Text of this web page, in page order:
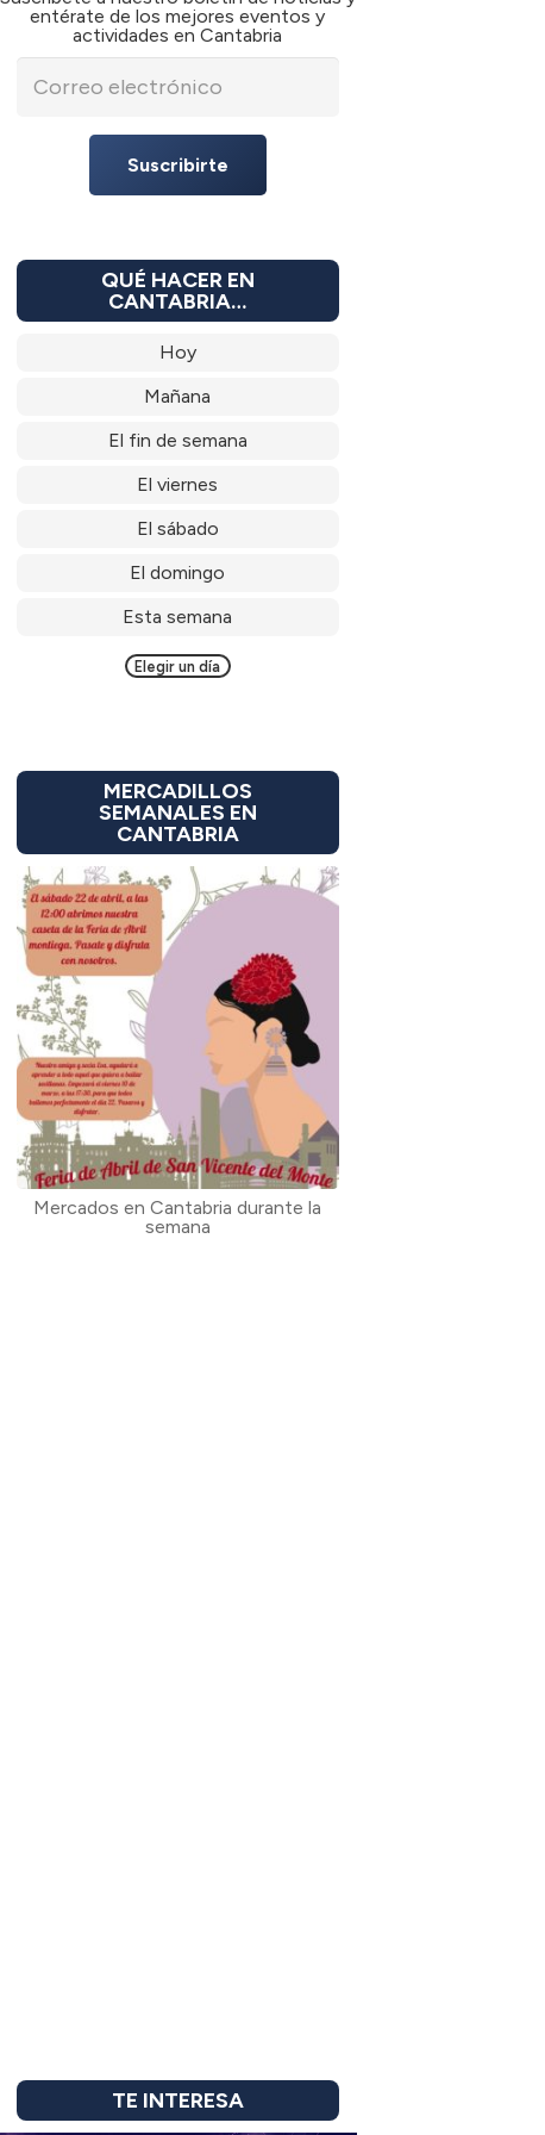
entérate de los mejores eventos y
actividades en Cantabria
Suscribirte
QUÉ HACER EN
CANTABRIA…
Hoy
Mañana
El fin de semana
El viernes
El sábado
El domingo
Esta semana
Elegir un día
MERCADILLOS
SEMANALES EN
CANTABRIA
Mercados en Cantabria durante la
semana
TE INTERESA